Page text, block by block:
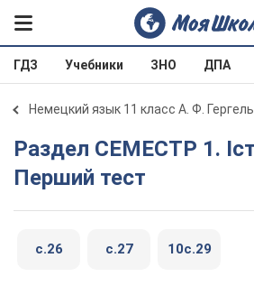
ГДЗ Учебники ЗНО ДПА
Немецкий язык 11 класс А. Ф.
Раздел СЕМЕСТР 1. Історія 5
Перший тест
c.26 c.27 10c.29